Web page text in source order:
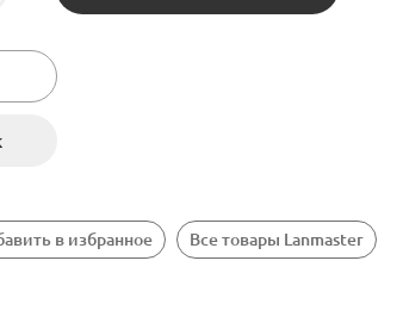
в избранное Все товары Lanmaster